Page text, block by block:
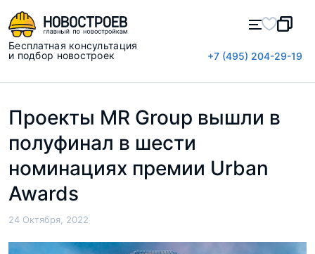
Бесплатная консультация
и подбор новостроек
+7 (495) 204-29-19
Проекты MR Group вышли в
полуфинал в шести
номинациях премии Urban
Awards
24 Октября, 2022